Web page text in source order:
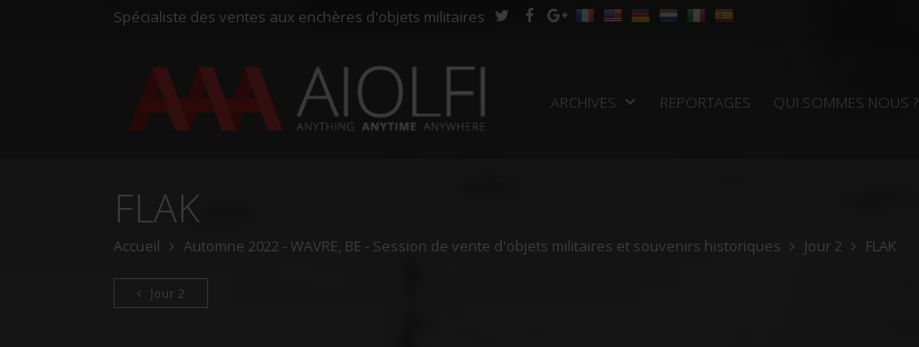
Spécialiste des ventes aux enchères d'objets militaires
ARCHIVES REPORTAGES QUI SOMMES NOUS ?
FLAK
Accueil Automne 2022 - WAVRE, BE - Session de vente d'objets militaires et souvenirs historiques Jour 2 FLAK
Jour 2